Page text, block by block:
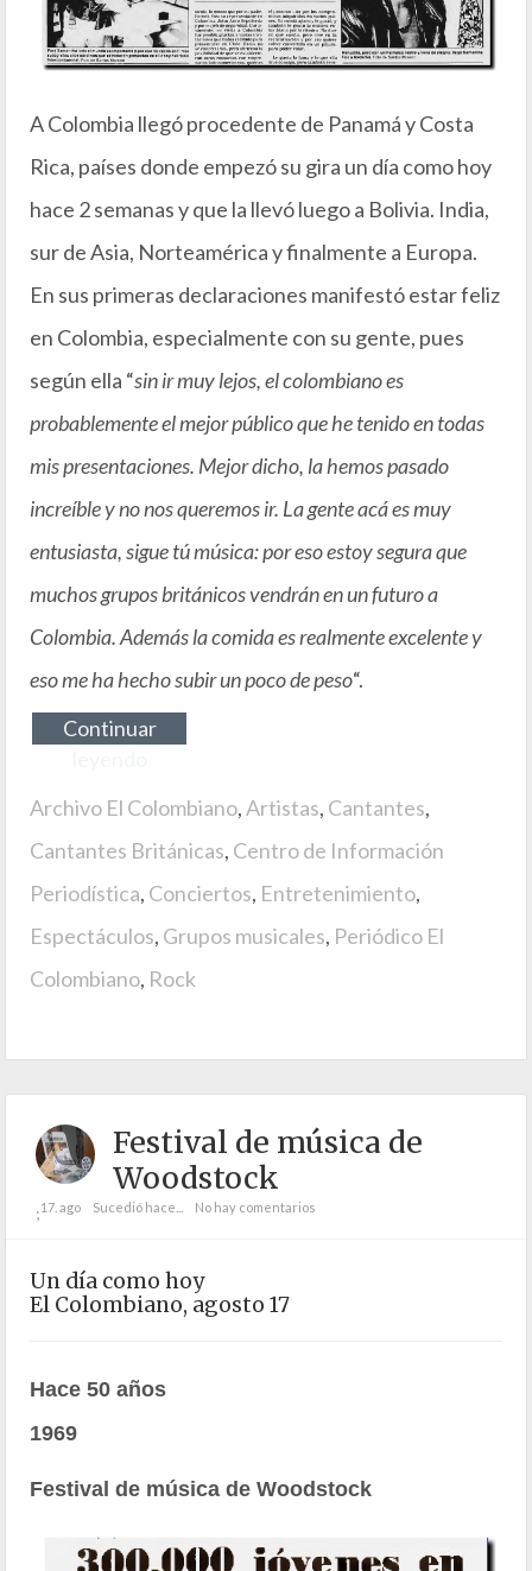
A Colombia llegó procedente de Panamá y Costa
Rica, países donde empezó su gira un día como hoy
hace 2 semanas y que la llevó luego a Bolivia. India,
sur de Asia, Norteamérica y finalmente a Europa.
En sus primeras declaraciones manifestó estar feliz
en Colombia, especialmente con su gente, pues
según ella “sin ir muy lejos, el colombiano es
probablemente el mejor público que he tenido en todas
mis presentaciones. Mejor dicho, la hemos pasado
increíble y no nos queremos ir. La gente acá es muy
entusiasta, sigue tú música: por eso estoy segura que
muchos grupos británicos vendrán en un futuro a
Colombia. Además la comida es realmente excelente y
eso me ha hecho subir un poco de peso“.
Continuar
Archivo El Colombiano,Artistas, Cantantes,
Cantantes Británicas, Centro de Información
Periodística, Conciertos, Entretenimiento,
Espectáculos, Grupos musicales, Periódico El
Colombiano, Rock
Festival de música de
Woodstock
;17. ago Sucedió hace... No hay comentarios
Un día como hoy
El Colombiano, agosto 17
Hace 50 años
1969
Festival de música de Woodstock